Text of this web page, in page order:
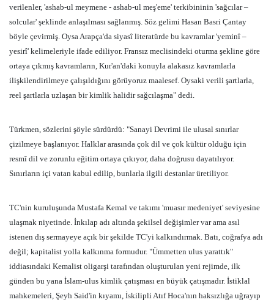
verilenler, 'ashab-ul meymene - ashab-ul meş'eme' terkibininin 'sağcılar –
solcular' şeklinde anlaşılması sağlanmış. Söz gelimi Hasan Basri Çantay
böyle çevirmiş. Oysa Arapça'da siyasî literatürde bu kavramlar 'yeminî –
yesirî' kelimeleriyle ifade ediliyor. Fransız meclisindeki oturma şekline göre
ortaya çıkmış kavramların, Kur'an'daki konuyla alakasız kavramlarla
ilişkilendirilmeye çalışıldığını görüyoruz maalesef. Oysaki verili şartlarla,
reel şartlarla uzlaşan bir kimlik halidir sağcılaşma" dedi.
Türkmen, sözlerini şöyle sürdürdü: "Sanayi Devrimi ile ulusal sınırlar
çizilmeye başlanıyor. Halklar arasında çok dil ve çok kültür olduğu için
resmî dil ve zorunlu eğitim ortaya çıkıyor, daha doğrusu dayatılıyor.
Sınırların içi vatan kabul edilip, bunlarla ilgili destanlar üretiliyor.
TC'nin kuruluşunda Mustafa Kemal ve takımı 'muasır medeniyet' seviyesine
ulaşmak niyetinde. İnkılap adı altında şekilsel değişimler var ama asıl
istenen dış sermayeye açık bir şekilde TC'yi kalkındırmak. Batı, coğrafya adı
değil; kapitalist yolla kalkınma formudur. "Ümmetten ulus yarattık"
iddiasındaki Kemalist oligarşi tarafından oluşturulan yeni rejimde, ilk
günden bu yana İslam-ulus kimlik çatışması en büyük çatışmadır. İstiklal
mahkemeleri, Şeyh Said'in kıyamı, İskilipli Atıf Hoca'nın haksızlığa uğrayıp